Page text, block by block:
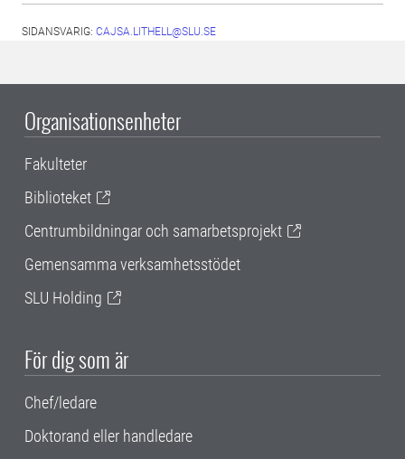
SIDANSVARIG: CAJSA.LITHELL@SLU.SE
Organisationsenheter
Fakulteter
Biblioteket
Centrumbildningar och samarbetsprojekt
Gemensamma verksamhetsstödet
SLU Holding
För dig som är
Chef/ledare
Doktorand eller handledare